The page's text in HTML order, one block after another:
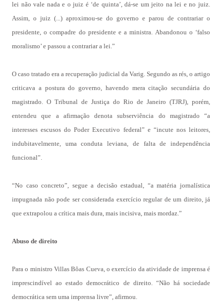
lei não vale nada e o juiz é ‘de quinta’, dá-se um jeito na lei e no juiz.
Assim, o juiz (...) aproximou-se do governo e parou de contrariar o
presidente, o compadre do presidente e a ministra. Abandonou o ‘falso
moralismo’ e passou a contrariar a lei.”
O caso tratado era a recuperação judicial da Varig. Segundo as rés, o artigo
criticava a postura do governo, havendo mera citação secundária do
magistrado. O Tribunal de Justiça do Rio de Janeiro (TJRJ), porém,
entendeu que a afirmação denota subserviência do magistrado “a
interesses escusos do Poder Executivo federal” e “incute nos leitores,
indubitavelmente, uma conduta leviana, de falta de independência
funcional”.
“No caso concreto”, segue a decisão estadual, “a matéria jornalística
impugnada não pode ser considerada exercício regular de um direito, já
que extrapolou a crítica mais dura, mais incisiva, mais mordaz.”
Abuso de direito
Para o ministro Villas Bôas Cueva, o exercício da atividade de imprensa é
imprescindível ao estado democrático de direito. “Não há sociedade
democrática sem uma imprensa livre”, afirmou.